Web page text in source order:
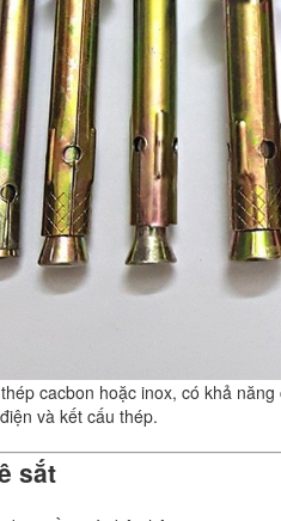
cacbon hoặc inox, có khả
và kết cấu thép.
sắt